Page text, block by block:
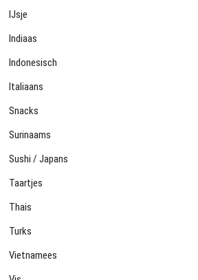
IJsje
Indiaas
Indonesisch
Italiaans
Snacks
Surinaams
Sushi / Japans
Taartjes
Thais
Turks
Vietnamees